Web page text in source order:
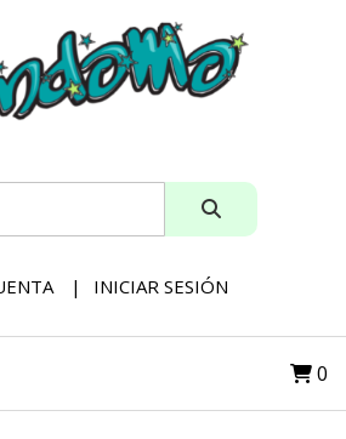
INICIAR SESIÓN
0